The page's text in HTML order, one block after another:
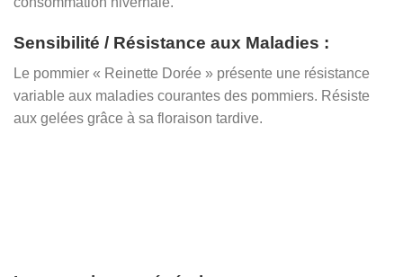
Sensibilité / Résistance aux Maladies :
Le pommier « Reinette Dorée » présente une résistance
variable aux maladies courantes des pommiers. Résiste
aux gelées grâce à sa floraison tardive.